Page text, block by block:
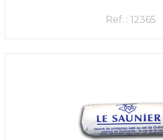
Ref. : 12365